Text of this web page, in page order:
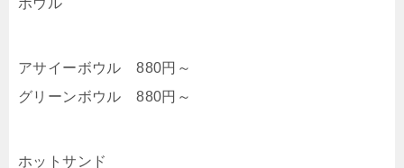
ボウル
アサイーボウル 880円～
グリーンボウル 880円～
ホットサンド